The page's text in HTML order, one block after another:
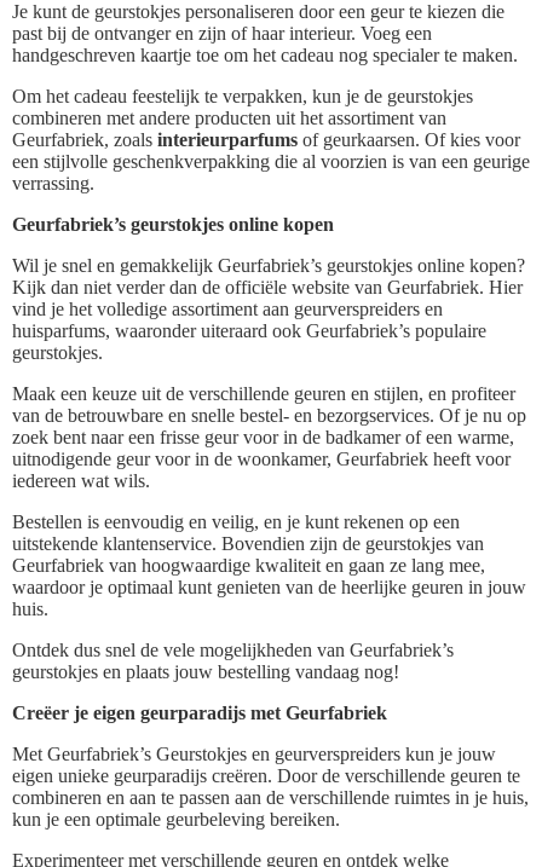
Je kunt de geurstokjes personaliseren door een geur te kiezen die
past bij de ontvanger en zijn of haar interieur. Voeg een
handgeschreven kaartje toe om het cadeau nog specialer te maken.
Om het cadeau feestelijk te verpakken, kun je de geurstokjes
combineren met andere producten uit het assortiment van
Geurfabriek, zoals interieurparfums of geurkaarsen. Of kies voor
een stijlvolle geschenkverpakking die al voorzien is van een geurige
verrassing.
Geurfabriek’s geurstokjes online kopen
Wil je snel en gemakkelijk Geurfabriek’s geurstokjes online kopen?
Kijk dan niet verder dan de officiële website van Geurfabriek. Hier
vind je het volledige assortiment aan geurverspreiders en
huisparfums, waaronder uiteraard ook Geurfabriek’s populaire
geurstokjes.
Maak een keuze uit de verschillende geuren en stijlen, en profiteer
van de betrouwbare en snelle bestel- en bezorgservices. Of je nu op
zoek bent naar een frisse geur voor in de badkamer of een warme,
uitnodigende geur voor in de woonkamer, Geurfabriek heeft voor
iedereen wat wils.
Bestellen is eenvoudig en veilig, en je kunt rekenen op een
uitstekende klantenservice. Bovendien zijn de geurstokjes van
Geurfabriek van hoogwaardige kwaliteit en gaan ze lang mee,
waardoor je optimaal kunt genieten van de heerlijke geuren in jouw
huis.
Ontdek dus snel de vele mogelijkheden van Geurfabriek’s
geurstokjes en plaats jouw bestelling vandaag nog!
Creëer je eigen geurparadijs met Geurfabriek
Met Geurfabriek’s Geurstokjes en geurverspreiders kun je jouw
eigen unieke geurparadijs creëren. Door de verschillende geuren te
combineren en aan te passen aan de verschillende ruimtes in je huis,
kun je een optimale geurbeleving bereiken.
Experimenteer met verschillende geuren en ontdek welke